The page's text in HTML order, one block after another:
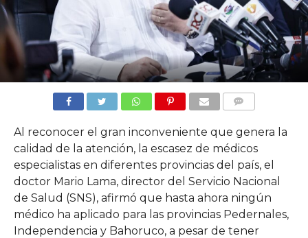
Al reconocer el gran inconveniente que genera la
calidad de la atención, la escasez de médicos
especialistas en diferentes provincias del país, el
doctor Mario Lama, director del Servicio Nacional
de Salud (SNS), afirmó que hasta ahora ningún
médico ha aplicado para las provincias Pedernales,
Independencia y Bahoruco, a pesar de tener